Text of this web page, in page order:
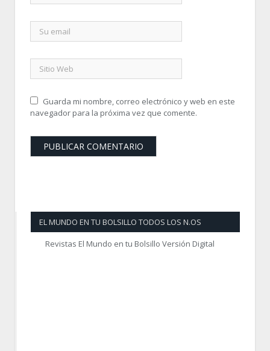
Guarda mi nombre, correo electrónico y web en este
navegador para la próxima vez que comente.
EL MUNDO EN TU BOLSILLO TODOS LOS N.OS
Revistas El Mundo en tu Bolsillo Versión Digital